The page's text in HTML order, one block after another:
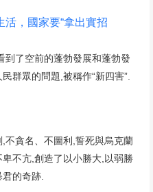
活，國家要“拿出實招
到了空前的蓬勃發展和蓬勃發
群眾的問題,被稱作“新四害”.
不貪名、不圖利,誓死與烏克蘭
不亢,創造了以小勝大,以弱勝
的奇跡.